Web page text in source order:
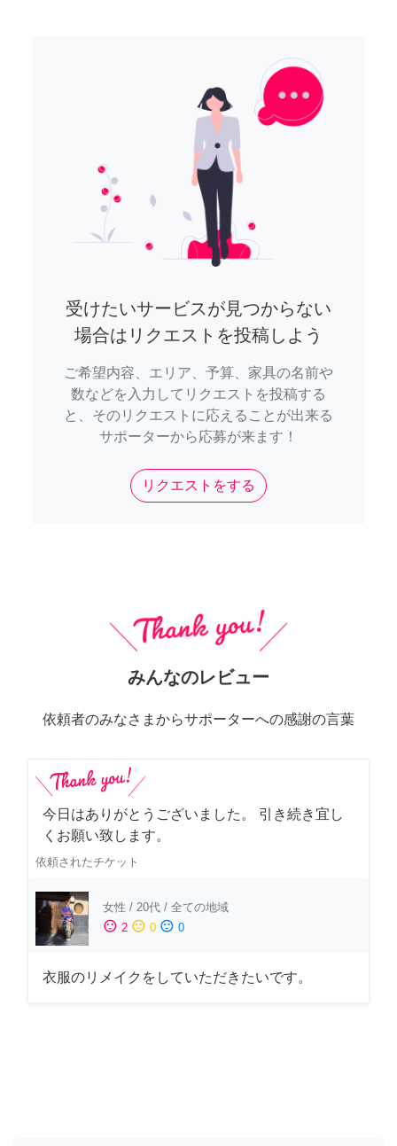
受けたいサービスが見つからない
場合はリクエストを投稿しよう
ご希望内容、エリア、予算、家具の名前や
数などを入力してリクエストを投稿する
と、そのリクエストに応えることが出来る
サポーターから応募が来ます！
リクエストをする
みんなのレビュー
依頼者のみなさまからサポーターへの感謝の言葉
今日はありがとうございました。 引き続き宜し
くお願い致します。
依頼されたチケット
女性 / 20代 / 全ての地域
sentiment_satisfied 2 sentiment_neutral 0 sentiment_dissatisfied 0
衣服のリメイクをしていただきたいです。